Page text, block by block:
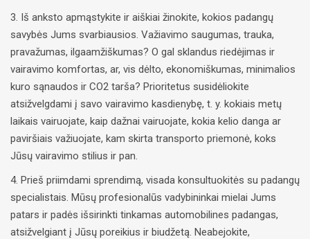
3. Iš anksto apmąstykite ir aiškiai žinokite, kokios padangų
savybės Jums svarbiausios. Važiavimo saugumas, trauka,
pravažumas, ilgaamžiškumas? O gal sklandus riedėjimas ir
vairavimo komfortas, ar, vis dėlto, ekonomiškumas, minimalios
kuro sąnaudos ir CO2 tarša? Prioritetus susidėliokite
atsižvelgdami į savo vairavimo kasdienybę, t. y. kokiais metų
laikais vairuojate, kaip dažnai vairuojate, kokia kelio danga ar
paviršiais važiuojate, kam skirta transporto priemonė, koks
Jūsų vairavimo stilius ir pan.
4. Prieš priimdami sprendimą, visada konsultuokitės su padangų
specialistais. Mūsų profesionalūs vadybininkai mielai Jums
patars ir padės išsirinkti tinkamas automobilines padangas,
atsižvelgiant į Jūsų poreikius ir biudžetą. Neabejokite,